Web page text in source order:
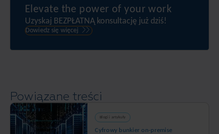
wykorzystuj
potencjał
swoich
także
autorskie
narzędzie
do
–
eVault.
dokumentacji
w
Elevate the power of your work
Uzyskaj BEZPŁATNĄ konsultację już dziś!
Dowiedz się więcej
Powiązane treści
Blogi i artykuły
Cyfrowy bunkier on-premise